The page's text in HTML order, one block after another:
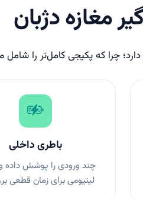
مغازه دژبان
دارد؛ چرا که پکیجی کامل‌تر را
باطری داخلی
چند ورودی را پوشش داده
لیتیومی برای زمان قطعی